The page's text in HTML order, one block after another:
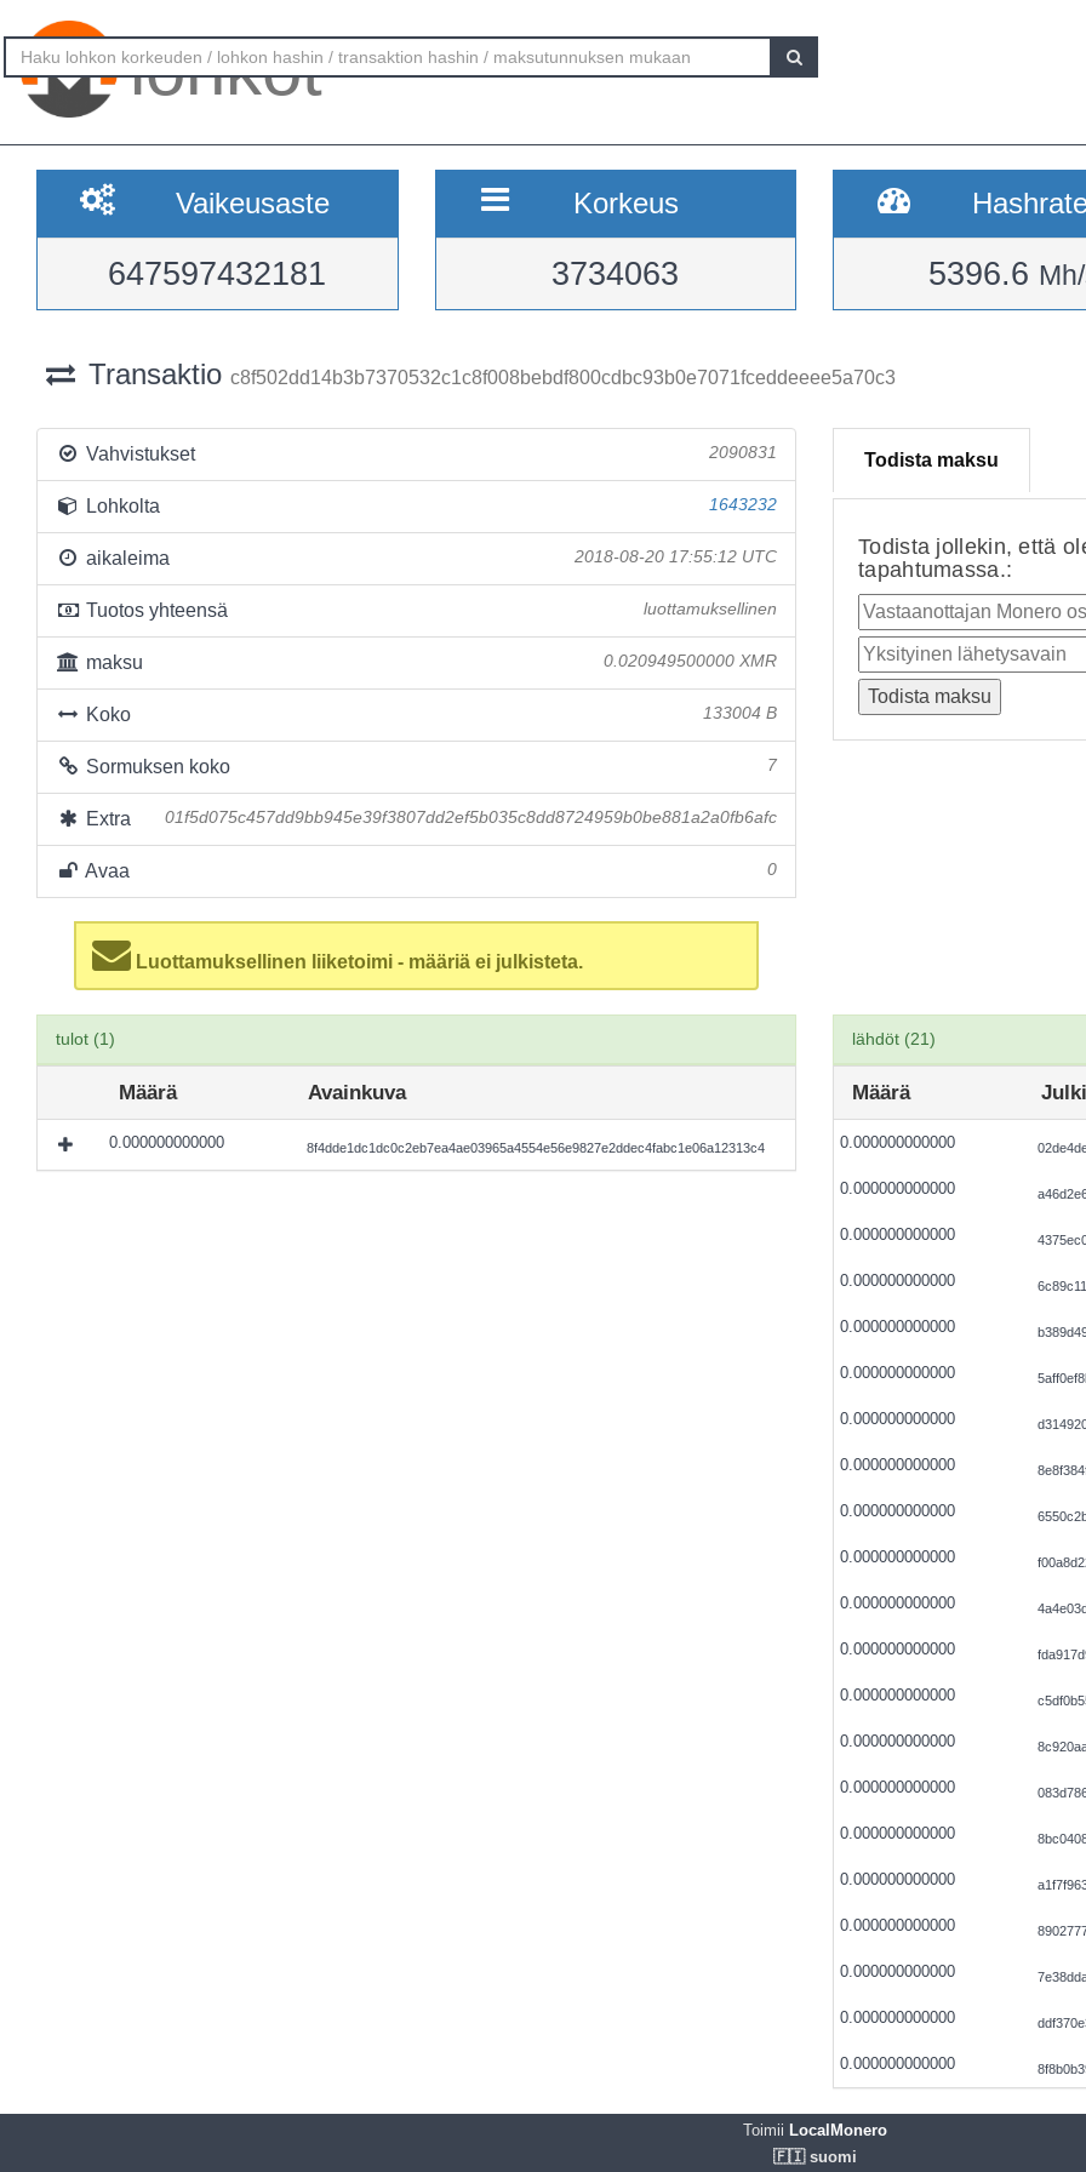
lohkot
Vaikeusaste
647597432181
Korkeus
3734063 5396.6
Transaktio c8f502dd14b3b7370532c1c8f008bebdf800cdbc93b0e7071fceddeeee5a70c3
Vahvistukset 2090831
Lohkolta 1643232
aikaleima 2018-08-20 17:55:12 UTC
Tuotos yhteensä luottamuksellinen
maksu 0.020949500000 XMR
Koko 133004 B
Sormuksen koko 7
Extra 01f5d075c457dd9bb945e39f3807dd2ef5b035c8dd8724959b0be881a2a0fb6afc
Avaa 0
Luottamuksellinen liiketoimi - määriä ei julkisteta.
Todista maksu
Todista jollekin, että
tapahtumassa.:
tulot (1)
Määrä Avainkuva
0.000000000000 8f4dde1dc1dc0c2eb7ea4ae03965a4554e56e9827e2ddec4fabc1e06a12313c4
lähdöt (21)
Määrä
0.000000000000
0.000000000000
0.000000000000
0.000000000000
0.000000000000
0.000000000000
0.000000000000
0.000000000000
0.000000000000
0.000000000000
0.000000000000
0.000000000000
0.000000000000
0.000000000000
0.000000000000
0.000000000000
0.000000000000
0.000000000000
0.000000000000
0.000000000000
0.000000000000
Toimii LocalMonero
🇫🇮 suomi